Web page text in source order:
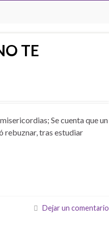
TE
Se cuenta que un
rebuznar, tras estudiar
Dejar un comentario